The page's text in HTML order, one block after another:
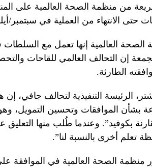
من منظمة الصحة العالمية على
حتى الانتهاء من العملية في سبتمبر/
الصحة العالمية إنها تعمل مع
إن التحالف العالمي للقاحات
الطارئة.
الرئيسة التنفيذية لتحالف جافي،
بشأن الموافقات وتحسين التمويل،
بكوفيد”. وعندما طُلب منها التعليق
تعلم أخرى بالنسبة لنا”.
منظمة الصحة العالمية في الموافقة